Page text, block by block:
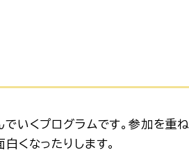
いくプログラムです。参加を重
くなったりします。